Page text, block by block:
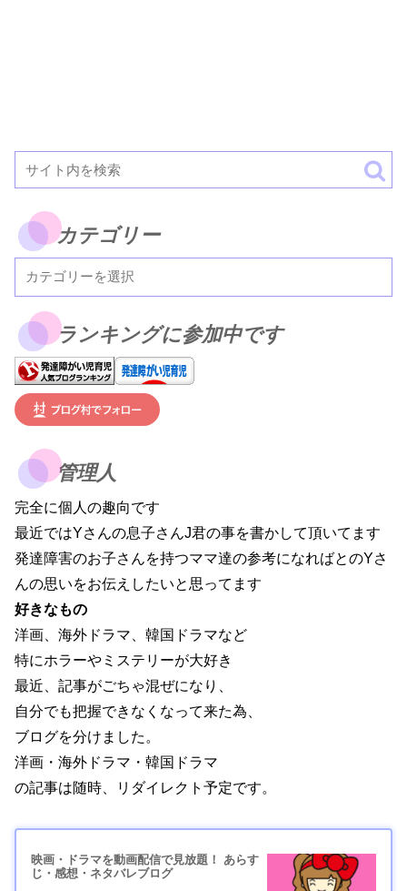
カテゴリー
ランキングに参加中です
管理人
完全に個人の趣向です
最近ではYさんの息子さんJ君の事を書かして頂いてます
発達障害のお子さんを持つママ達の参考になればとのYさ
んの思いをお伝えしたいと思ってます
好きなもの
洋画、海外ドラマ、韓国ドラマなど
特にホラーやミステリーが大好き
最近、記事がごちゃ混ぜになり、
自分でも把握できなくなって来た為、
ブログを分けました。
洋画・海外ドラマ・韓国ドラマ
の記事は随時、リダイレクト予定です。
映画・ドラマを動画配信で見放題！ あらす
じ・感想・ネタバレブログ